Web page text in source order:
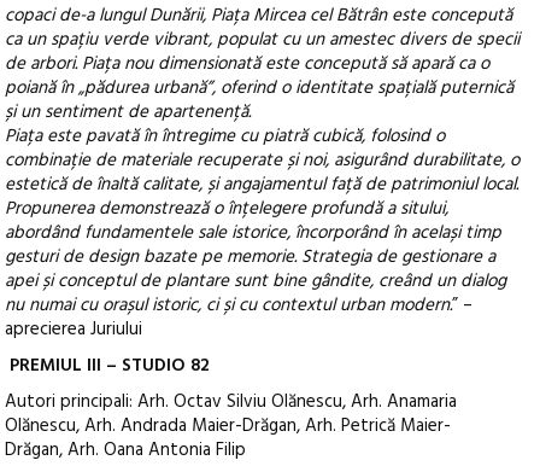
copaci de-a lungul Dunării, Piața Mircea cel Bătrân este concepută
ca un spațiu verde vibrant, populat cu un amestec divers de specii
de arbori. Piața nou dimensionată este concepută să apară ca o
poiană în „pădurea urbană”, oferind o identitate spațială puternică
și un sentiment de apartenență.
Piața este pavată în întregime cu piatră cubică, folosind o
combinație de materiale recuperate și noi, asigurând durabilitate, o
estetică de înaltă calitate, și angajamentul față de patrimoniul local.
Propunerea demonstrează o înțelegere profundă a sitului,
abordând fundamentele sale istorice, încorporând în același timp
gesturi de design bazate pe memorie. Strategia de gestionare a
apei și conceptul de plantare sunt bine gândite, creând un dialog
nu numai cu orașul istoric, ci și cu contextul urban modern.” –
aprecierea Juriului
PREMIUL III – STUDIO 82
Autori principali: Arh. Octav Silviu Olănescu, Arh. Anamaria
Olănescu, Arh. Andrada Maier-Drăgan, Arh. Petrică Maier-
Drăgan, Arh. Oana Antonia Filip